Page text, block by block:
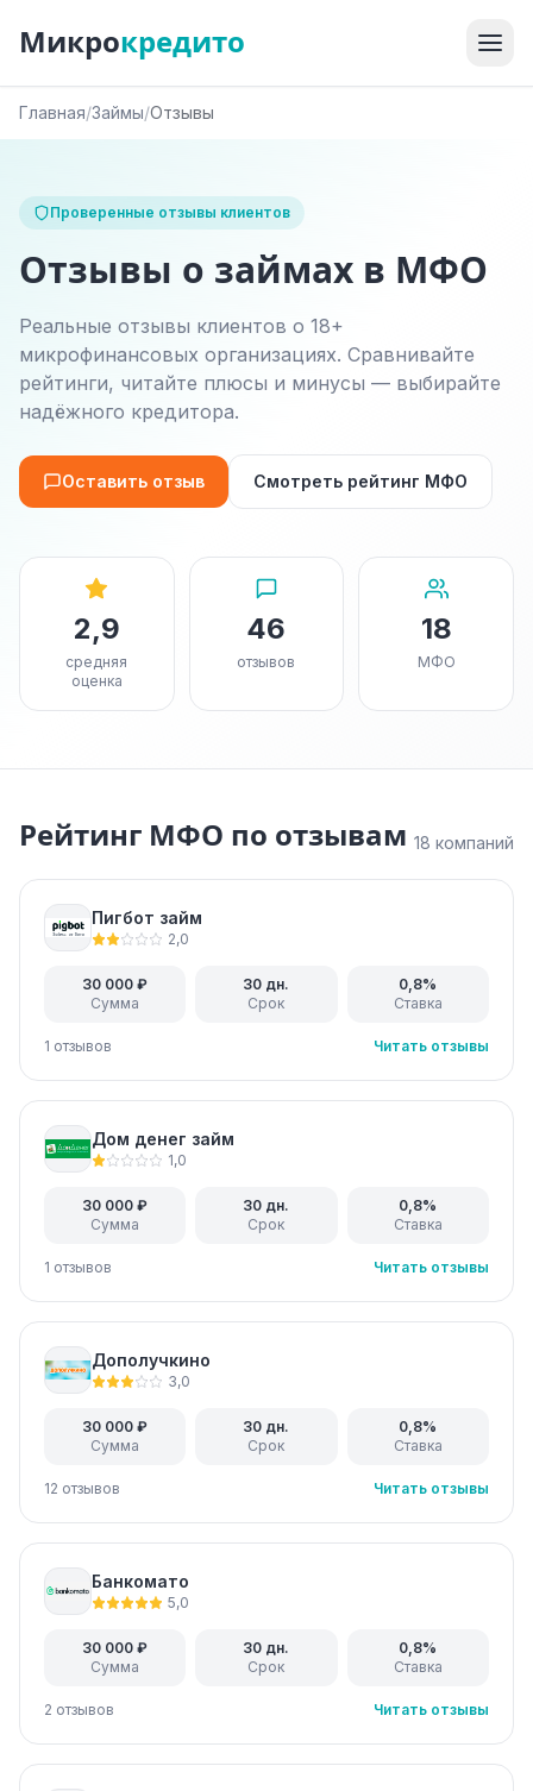
Микрокредито
Главная/Займы/Отзывы
Проверенные отзывы клиентов
Отзывы о займах в МФО
Реальные отзывы клиентов о 18+
микрофинансовых организациях. Сравнивайте
рейтинги, читайте плюсы и минусы — выбирайте
надёжного кредитора.
Оставить отзыв Смотреть рейтинг МФО
2,9
средняя
оценка
46
отзывов
18
МФО
Рейтинг МФО по отзывам 18 компаний
Пигбот займ
2,0
30 000 ₽
Сумма
30 дн.
Срок
0,8%
Ставка
1 отзывов Читать отзывы
Дом денег займ
1,0
30 000 ₽
Сумма
30 дн.
Срок
0,8%
Ставка
1 отзывов Читать отзывы
Дополучкино
3,0
30 000 ₽
Сумма
30 дн.
Срок
0,8%
Ставка
12 отзывов Читать отзывы
Банкомато
5,0
30 000 ₽
Сумма
30 дн.
Срок
0,8%
Ставка
2 отзывов Читать отзывы